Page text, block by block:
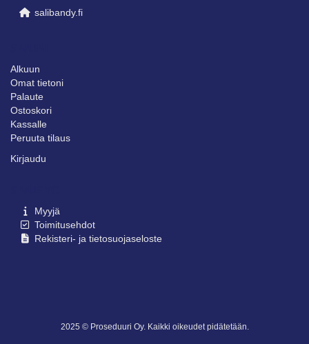
salibandy.fi
Alkuun
Omat tietoni
Palaute
Ostoskori
Kassalle
Peruuta tilaus
Kirjaudu
Myyjä
Toimitusehdot
Rekisteri- ja tietosuojaseloste
2025 © Proseduuri Oy. Kaikki oikeudet pidätetään.